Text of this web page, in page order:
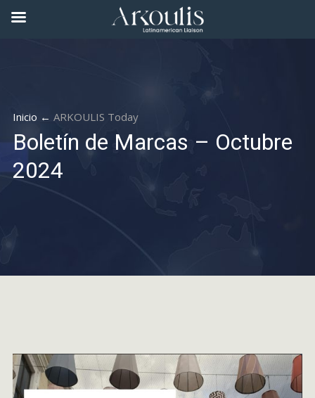
Inicio ← ARKOULIS Today
Boletín de Marcas – Octubre
2024